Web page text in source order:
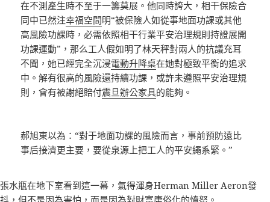
在不測產生時不至于一籌莫展。他同時誇大，相干保險合
同中已然注幸福空間明“被保險人如從事地面功課或其他
高風險功課時，必需依照相干行業平安治理規則持證展開
功課運動”，那么工人假如明了林天秤對兩人的抗議充耳
不聞，她已經完全沉浸電動升降桌在她對極致平衡的追求
中。解有很高的風險還持續功課，或許未遵照平安治理規
則，會有被謝絕賠付震旦辦公家具的能夠。
郝旭東以為：“對于地面功課的風險而言，事前預防遠比
事后接濟更主要，要從泉源上把工人的平安繩系緊。”
張水瓶在地下室看到這一幕，氣得渾身Herman Miller Aeron發
抖，但不是因為害怕，而是因為對財富庸俗化的憤怒。